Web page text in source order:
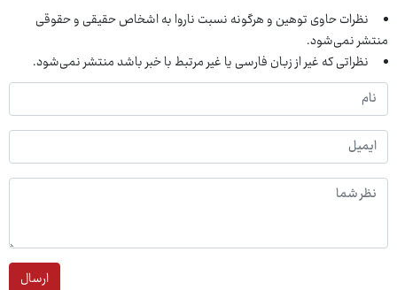
نظرات حاوی توهین و هرگونه نسبت ناروا به اشخاص حقیقی و حقوقی
منتشر نمی‌شود.
نظراتی که غیر از زبان فارسی یا غیر مرتبط با خبر باشد منتشر نمی‌شود.
ارسال